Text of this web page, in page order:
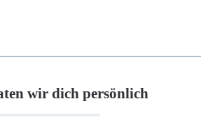
wir dich persönlich